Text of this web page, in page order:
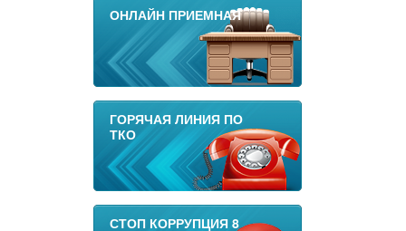
ОНЛАЙН ПРИЕМНАЯ
ГОРЯЧАЯ ЛИНИЯ ПО
ТКО
СТОП КОРРУПЦИЯ 8